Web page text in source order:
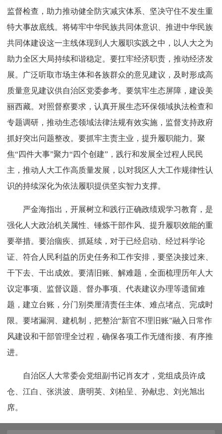
监督检查，助力推动健全防灾减灾体系、坚决守住不发生重
特大事故底线。将铸牢中华民族共同体意识、推进中华民族
共同体建设这一主线体现到人大履职实践之中，以人大之为
助力全区大局持续和谐稳定。要扛牢经济职责，推动经济发
展。广泛听取市场主体和各族群众的意见建议，及时形成高
质量意见建议供自治区党委参考。要筑牢生态屏障，建设美
丽西藏。对照督察要求，认真开展生态环保领域执法检查和
专题调研，推动生态领域法律法规有效实施，监督支持政府
抓好突出问题整改。要抓牢主责主业，提升履职能力。聚
焦“四件大事”聚力“四个创建”，践行和发展全过程人民民
主，推动人大工作高质量发展，以对我区人大工作规律性认
识的持续深化为依法履职提供坚实智力支撑。
严金海指出，开展树立和践行正确政绩观学习教育，是
强化人大政治机关属性、锤炼干部作风、提升履职效能的重
要举措。要治痼疾、抓延续，对于已经启动、经过科学论
证、符合人民利益的历史任务和工作安排，要坚决接过来、
干下去、干出成效。要清旧账、解难题，全面梳理历年人大
议定事项、监督议题、督办事项、代表建议办理等遗留难
题，建立台账，分门别类厘清责任主体、难点堵点、完成时
限。要堵漏洞、建机制，把整治“新官不理旧账”融入日常作
风建设和干部管理全过程，确保各项工作无缝衔接、有序推
进。
自治区人大常委会党组副书记肖友才，党组成员许成
仓、江白、张洪波、唐明英、刘柏呈、孙献忠、刘光旭出
席。